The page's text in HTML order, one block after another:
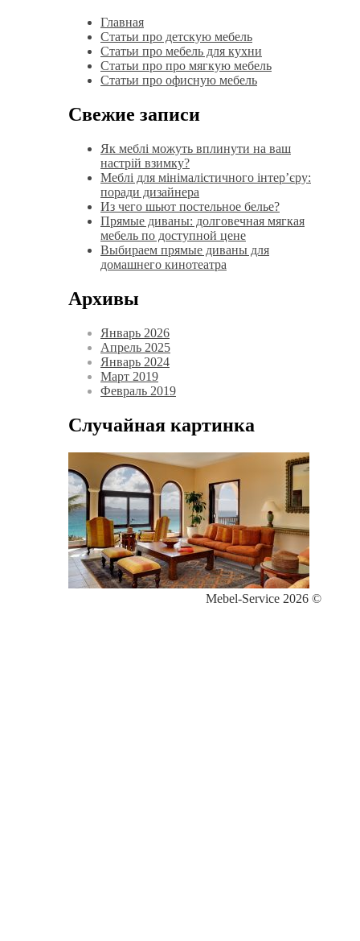
Главная
Статьи про детскую мебель
Статьи про мебель для кухни
Статьи про про мягкую мебель
Статьи про офисную мебель
Свежие записи
Як меблі можуть вплинути на ваш
настрій взимку?
Меблі для мінімалістичного інтер’єру:
поради дизайнера
Из чего шьют постельное белье?
Прямые диваны: долговечная мягкая
мебель по доступной цене
Выбираем прямые диваны для
домашнего кинотеатра
Архивы
Январь 2026
Апрель 2025
Январь 2024
Март 2019
Февраль 2019
Случайная картинка
Mebel-Service 2026 ©